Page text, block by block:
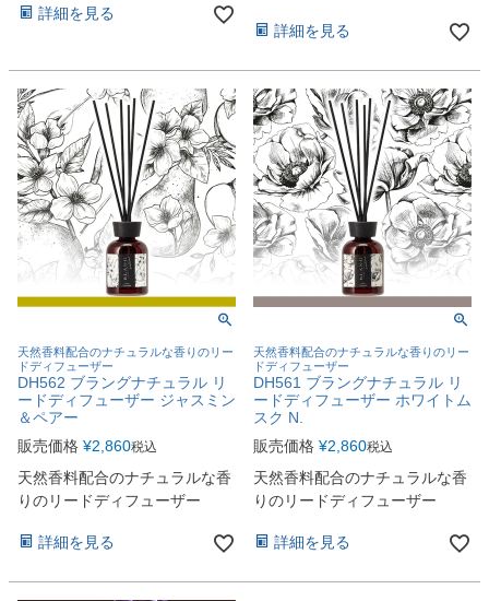
詳細を見る
詳細を見る
天然香料配合のナチュラルな香りのリー
ドディフューザー
DH562 ブラングナチュラル リ
ードディフューザー ジャスミン
＆ペアー
販売価格 ¥2,860税込
天然香料配合のナチュラルな香
りのリードディフューザー
詳細を見る
天然香料配合のナチュラルな香りのリー
ドディフューザー
DH561 ブラングナチュラル リ
ードディフューザー ホワイトム
スク N.
販売価格 ¥2,860税込
天然香料配合のナチュラルな香
りのリードディフューザー
詳細を見る